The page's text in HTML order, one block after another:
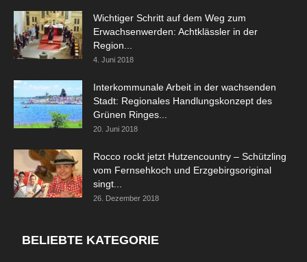
Wichtiger Schritt auf dem Weg zum
Erwachsenwerden: Achtklässler in der
Region...
4. Juni 2018
Interkommunale Arbeit in der wachsenden
Stadt: Regionales Handlungskonzept des
Grünen Ringes...
20. Juni 2018
Rocco rockt jetzt Hutzencountry – Schützling
vom Fernsehkoch und Erzgebirgsoriginal
singt...
26. Dezember 2018
BELIEBTE KATEGORIE